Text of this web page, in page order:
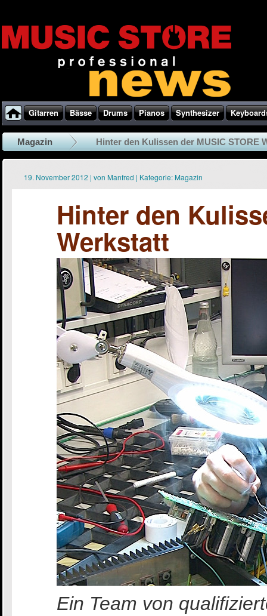
Gitarren Bässe Drums Pianos Synthesizer
Magazin Hinter den Kulissen der MUSIC STORE
19. November 2012 | von Manfred | Kategorie:Magazin
Hinter den
Werkstatt
Ein Team von